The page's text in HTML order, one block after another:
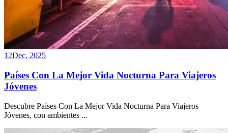
12Dec, 2025
Países Con La Mejor Vida Nocturna Para Viajeros
Jóvenes
Descubre Países Con La Mejor Vida Nocturna Para Viajeros
Jóvenes, con ambientes ...